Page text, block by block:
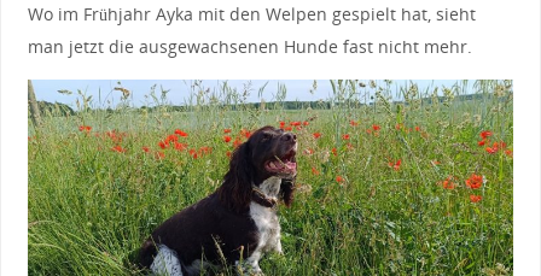
Wo im Frühjahr Ayka mit den Welpen gespielt hat, sieht
man jetzt die ausgewachsenen Hunde fast nicht mehr.